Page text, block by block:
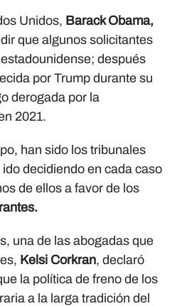
Unidos, Barack Obama,
que algunos solicitantes
después
por Trump durante su
derogada por la
2021.
han sido los tribunales
decidiendo en cada caso
de ellos a favor de los
una de las abogadas que
Kelsi Corkran, declaró
la política de freno de los
a la larga tradición del